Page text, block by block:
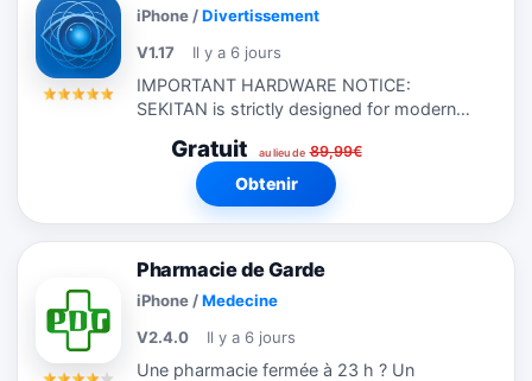
iPhone /Divertissement
V1.17
Il y a 6 jours
IMPORTANT HARDWARE NOTICE:
SEKITAN is strictly designed for modern
13, 14, 15, 16 series). It is NOT optimized
for and does NOT properly support
iPhone SE...
Gratuit au lieu de 89,99€
Obtenir
Pharmacie de Garde
iPhone /Medecine
V2.4.0
Il y a 6 jours
Une pharmacie fermée à 23 h ? Un